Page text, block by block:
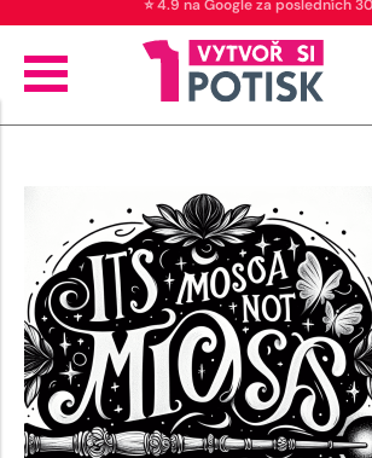
⭐ 4.9 na Google za posledních